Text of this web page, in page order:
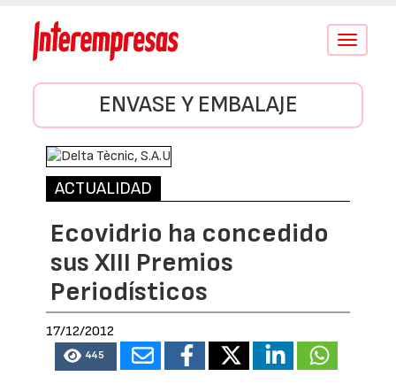
Conmutar
ENVASE Y EMBALAJE
ACTUALIDAD
Ecovidrio ha concedido
sus XIII Premios
Periodísticos
17/12/2012
445